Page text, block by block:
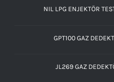
NIL LPG ENJEKTÖR
GPT100 GAZ
JL269 GAZ